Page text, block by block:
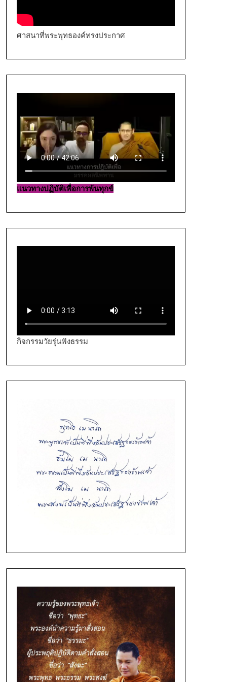
ศาสนาที่พระพุทธองค์ทรงประกาศ
แนวทางปฏิบัติเพื่อการพ้นทุกข์
กิจกรรมวัยรุ่นฟังธรรม